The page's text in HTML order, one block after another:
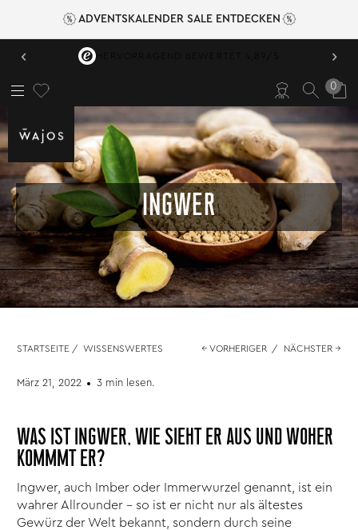
ADVENTSKALENDER SALE ENTDECKEN
‹ VERSANDKOSTENFREI AB 49,95 € ›
0
INGWER
STARTSEITE / WISSENSWERTES ← VORHERIGER / NÄCHSTER →
März 21, 2022 3 min lesen.
WAS IST INGWER, WIE SIEHT ER AUS UND WOHER
KOMMMT ER?
Ingwer, auch Imber oder Immerwurzel genannt, ist ein
wahrer Allrounder – so ist er nicht nur als ältestes
Gewürz der Welt bekannt, sondern durch seine